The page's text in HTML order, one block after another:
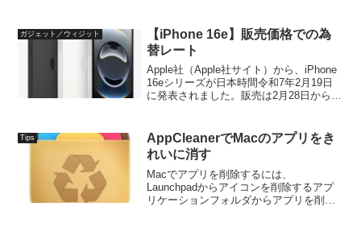
ます。環境てすは、普段の環境では、
MacBookでUSB...
ガジェット／ウィジット
【iPhone 16e】販売価格での為
替レート
Apple社（Apple社サイト）から、iPhone
16eシリーズが日本時間令和7年2月19日
に発表されました。販売は2月28日からに
で別記事に譲るとして、iPhone...
Tips
AppCleanerでMacのアプリをき
れいに消す
Macでアプリを削除するには、
Launchpadからアイコンを削除するアプ
リケーションフォルダからアプリを削除